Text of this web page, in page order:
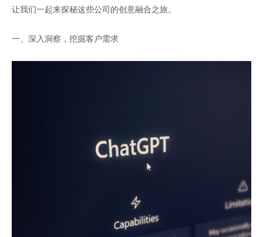
让我们一起来探秘这些公司的创意融合之旅。
一、深入洞察，挖掘客户需求